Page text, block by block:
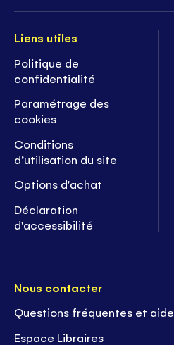
Liens utiles
Politique de
confidentialité
Paramétrage des
cookies
Conditions
d’utilisation du site
Options d'achat
Déclaration
d'accessibilité
Nous contacter
Questions fréquentes et aide
Espace Libraires